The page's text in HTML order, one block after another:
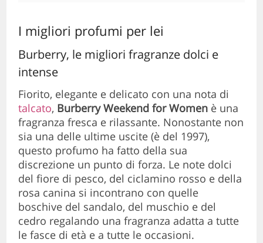
I migliori profumi per lei
Burberry, le migliori fragranze dolci e
intense
Fiorito, elegante e delicato con una nota di
talcato, Burberry Weekend for Women è una
fragranza fresca e rilassante. Nonostante non
sia una delle ultime uscite (è del 1997),
questo profumo ha fatto della sua
discrezione un punto di forza. Le note dolci
del fiore di pesco, del ciclamino rosso e della
rosa canina si incontrano con quelle
boschive del sandalo, del muschio e del
cedro regalando una fragranza adatta a tutte
le fasce di età e a tutte le occasioni.